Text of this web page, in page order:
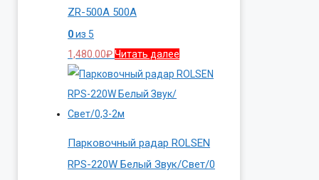
ZR-500A 500A
0из 5
1,480.00₽Читать далее
Парковочный радар ROLSEN
RPS-220W Белый Звук/Свет/0